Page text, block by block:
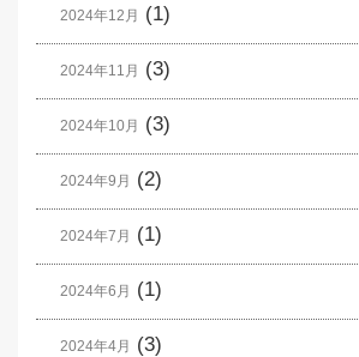
2024年12月 (1)
2024年11月 (3)
2024年10月 (3)
2024年9月 (2)
2024年7月 (1)
2024年6月 (1)
2024年4月 (3)